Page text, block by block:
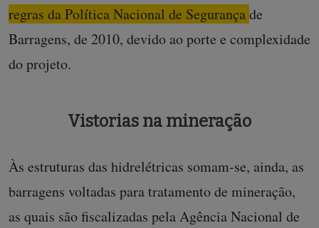
regras da Política Nacional de Segurança de
Barragens, de 2010, devido ao porte e complexidade
do projeto.
Vistorias na mineração
Às estruturas das hidrelétricas somam-se, ainda, as
barragens voltadas para tratamento de mineração,
as quais são fiscalizadas pela Agência Nacional de